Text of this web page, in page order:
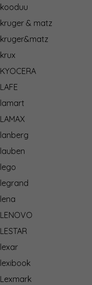
kooduu
kruger & matz
kruger&matz
krux
KYOCERA
LAFE
lamart
LAMAX
lanberg
lauben
lego
legrand
lena
LENOVO
LESTAR
lexar
lexibook
Lexmark